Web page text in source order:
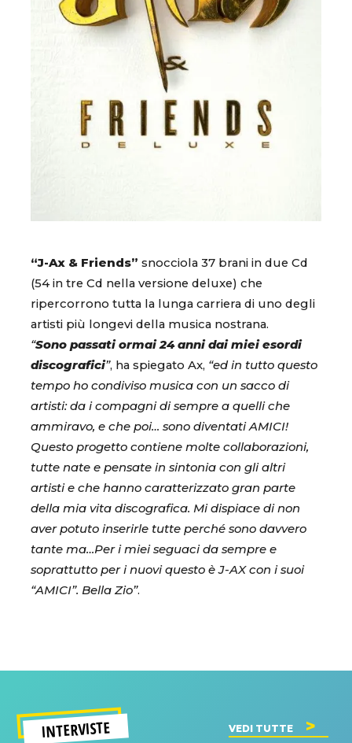
“J-Ax & Friends” snocciola 37 brani in due Cd
(54 in tre Cd nella versione deluxe) che
ripercorrono tutta la lunga carriera di uno degli
artisti più longevi della musica nostrana.
“Sono passati ormai 24 anni dai miei esordi
discografici”, ha spiegato Ax, “ed in tutto questo
tempo ho condiviso musica con un sacco di
artisti: da i compagni di sempre a quelli che
ammiravo, e che poi… sono diventati AMICI!
Questo progetto contiene molte collaborazioni,
tutte nate e pensate in sintonia con gli altri
artisti e che hanno caratterizzato gran parte
della mia vita discografica. Mi dispiace di non
aver potuto inserirle tutte perché sono davvero
tante ma…Per i miei seguaci da sempre e
soprattutto per i nuovi questo è J-AX con i suoi
“AMICI”. Bella Zio”.
INTERVISTE VEDI TUTTE